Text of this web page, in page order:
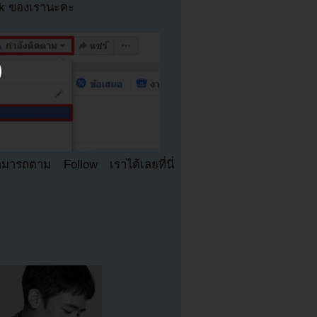
ของเรานะคะ
มารถตาม Follow เราได้เลยที่นี่